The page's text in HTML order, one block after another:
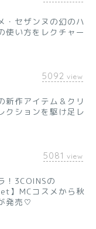
・セザンヌの幻のハ
使い方をレクチャー
5092 view
新作アイテム＆クリ
クションを駆け足レ
5081 view
！3COINSの
】MCコスメから秋
発売♡